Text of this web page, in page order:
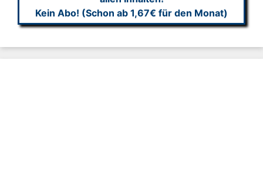
Kein Abo! (Schon ab 1,67€ für den Monat)